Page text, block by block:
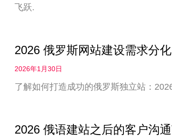
飞跃.
2026 俄罗斯网站建设需求分
2026年1月30日
了解如何打造成功的俄罗斯独立站：
2026 俄语建站之后的客户沟